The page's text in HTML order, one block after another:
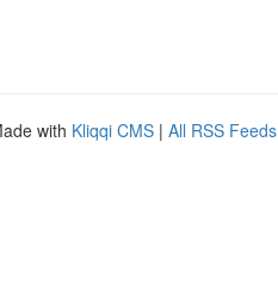
with Kliqqi CMS | All RSS Feeds